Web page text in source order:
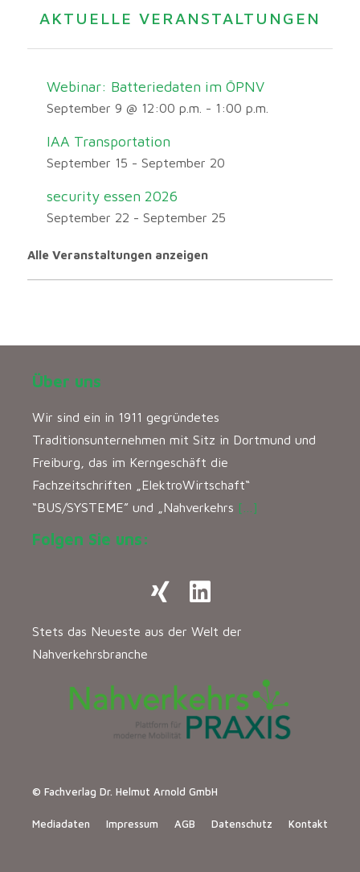
AKTUELLE VERANSTALTUNGEN
Webinar: Batteriedaten im ÖPNV
September 9 @ 12:00 p.m. - 1:00 p.m.
IAA Transportation
September 15 - September 20
security essen 2026
September 22 - September 25
Alle Veranstaltungen anzeigen
Über uns
Wir sind ein in 1911 gegründetes
Traditionsunternehmen mit Sitz in Dortmund und
Freiburg, das im Kerngeschäft die
Fachzeitschriften „ElektroWirtschaft“
“BUS/SYSTEME” und „Nahverkehrs […]
Folgen Sie uns:
Stets das Neueste aus der Welt der
Nahverkehrsbranche
© Fachverlag Dr. Helmut Arnold GmbH
Mediadaten Impressum AGB Datenschutz Kontakt